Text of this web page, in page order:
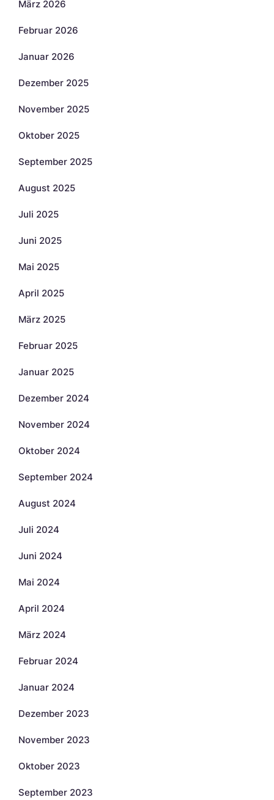
März 2026
Februar 2026
Januar 2026
Dezember 2025
November 2025
Oktober 2025
September 2025
August 2025
Juli 2025
Juni 2025
Mai 2025
April 2025
März 2025
Februar 2025
Januar 2025
Dezember 2024
November 2024
Oktober 2024
September 2024
August 2024
Juli 2024
Juni 2024
Mai 2024
April 2024
März 2024
Februar 2024
Januar 2024
Dezember 2023
November 2023
Oktober 2023
September 2023